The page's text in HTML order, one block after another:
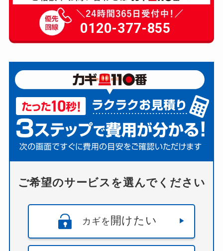
市・北群馬郡・太田市・安中市・富岡市・桐生
渋川市・藤岡市・邑楽郡・館林市 ・ 高崎市
埼玉県（さいたま市
区・さいたま市西区・さいたま市見沼区・さいた
ま市桜区
さいたま市浦和区・さいたま市緑区
・
さいたま市岩槻区・ふじみ野市・三郷市・上尾
市・久喜市・児玉郡・ 入間市 ・入間郡・八潮市・
加須市・ 北本市 ・北葛飾郡・北足立郡・南埼玉
郡・ 吉川市・和光市・坂戸市・大里郡 ・富士見
市・川口市 ・川越市 ・幸手市 ・志木市・戸田市・
所沢市・ 新座市・日高市・春日部市・ 朝霞市 ・ 本
庄市・東松山市・桶川市・比企郡・深谷市・熊谷
狭山市
草加市・蓮田市 蕨市・ 行田市・越谷市 ・飯能
流山市 ・ 野田市）
0120-377-855
ご希望のサービスを選んでください
カギを 開けたい